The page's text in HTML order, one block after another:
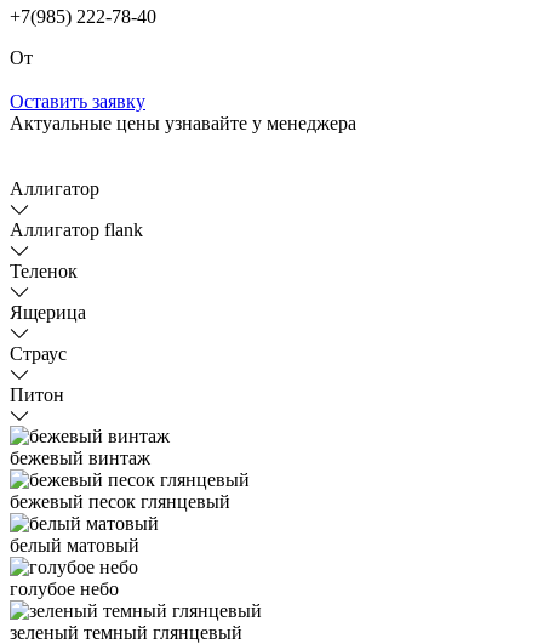
+7(985) 222-78-40
От
Оставить заявку
Актуальные цены узнавайте у менеджера
Аллигатор
Аллигатор flank
Теленок
Ящерица
Страус
Питон
бежевый винтаж
бежевый песок глянцевый
белый матовый
голубое небо
зеленый темный глянцевый